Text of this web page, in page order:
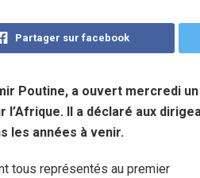
Partager sur facebook
Poutine, a ouvert mercredi
l’Afrique. Il a déclaré aux
les années à venir.
tous représentés au premier